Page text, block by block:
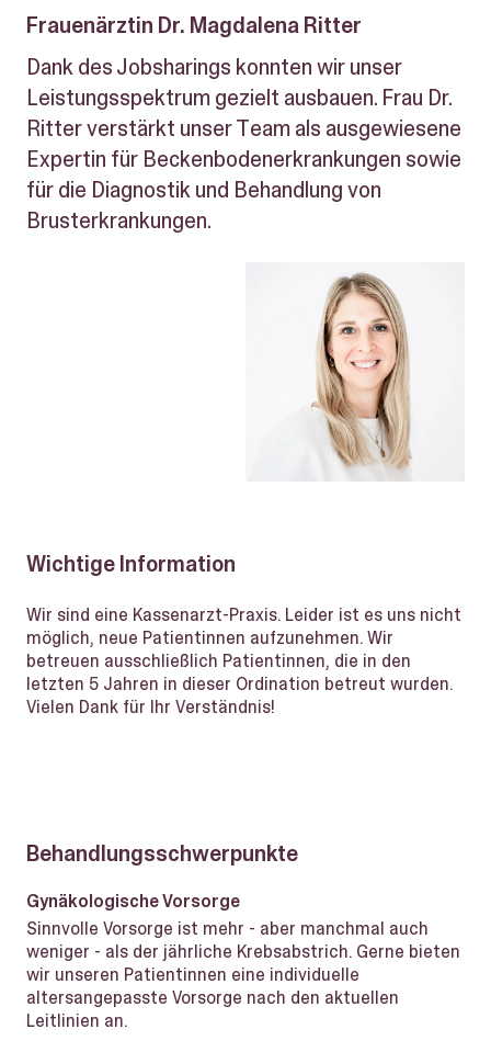
Frauenärztin Dr. Magdalena Ritter
Dank des Jobsharings konnten wir unser
Leistungsspektrum gezielt ausbauen. Frau Dr.
Ritter verstärkt unser Team als ausgewiesene
Expertin für Beckenbodenerkrankungen sowie
für die Diagnostik und Behandlung von
Brusterkrankungen.
Wichtige Information
Wir sind eine Kassenarzt-Praxis. Leider ist es uns nicht
möglich, neue Patientinnen aufzunehmen. Wir
betreuen ausschließlich Patientinnen, die in den
letzten 5 Jahren in dieser Ordination betreut wurden.
Vielen Dank für Ihr Verständnis!
Behandlungsschwerpunkte
Gynäkologische Vorsorge
Sinnvolle Vorsorge ist mehr - aber manchmal auch
weniger - als der jährliche Krebsabstrich. Gerne bieten
wir unseren Patientinnen eine individuelle
altersangepasste Vorsorge nach den aktuellen
Leitlinien an.